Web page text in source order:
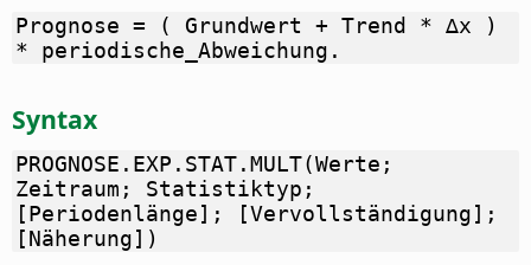
Prognose = ( Grundwert + Trend * ∆x )
* periodische_Abweichung.
Syntax
PROGNOSE.EXP.STAT.MULT(Werte;
Zeitraum; Statistiktyp;
[Periodenlänge]; [Vervollständigung];
[Näherung])